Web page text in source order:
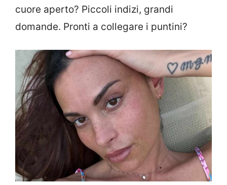
cuore aperto? Piccoli indizi, grandi
domande. Pronti a collegare i puntini?